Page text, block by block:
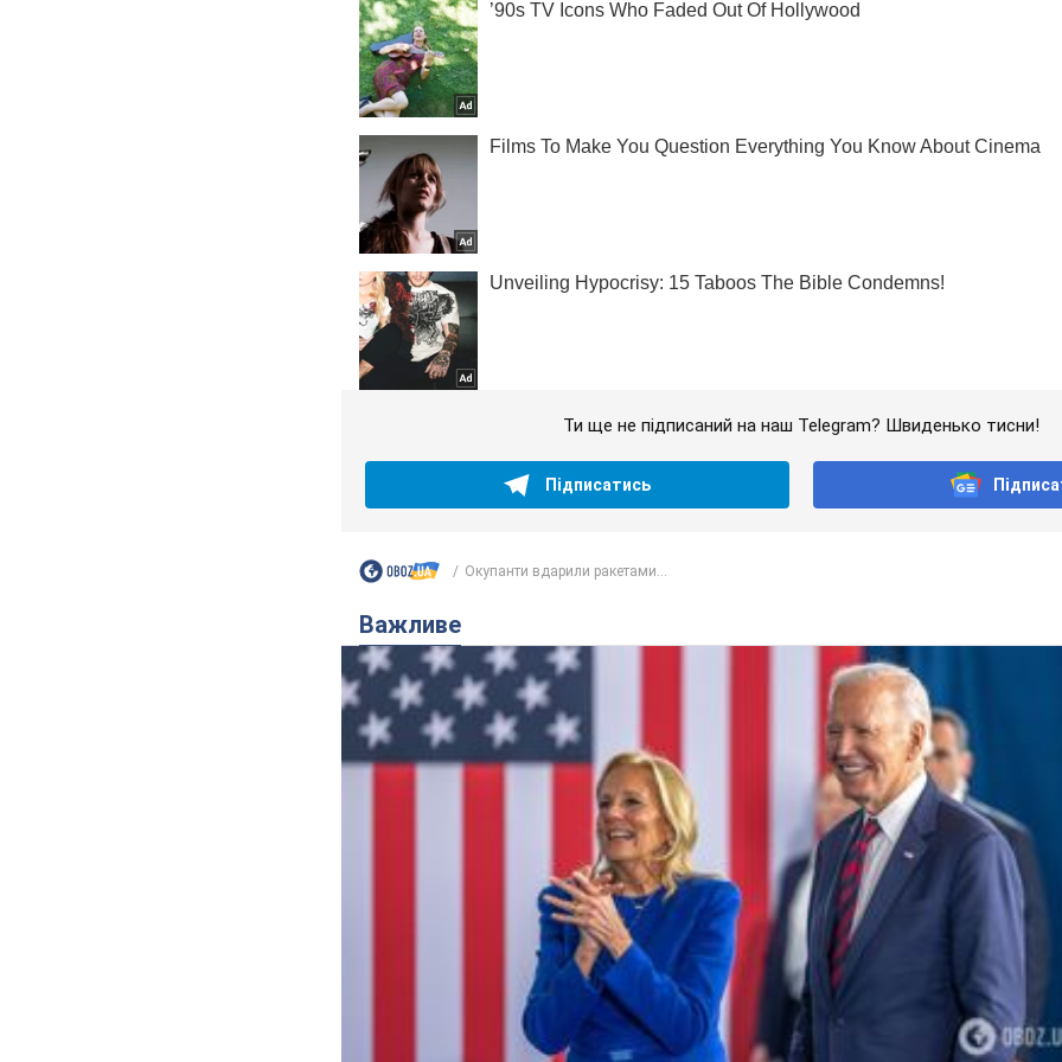
Ти ще не підписаний на наш Telegram? Швиденько тисни!
Підписатись
Окупанти вдарили ракетами...
Важливе